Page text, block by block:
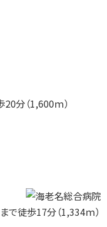
分（1,600ｍ）
で徒歩17分（1,334ｍ）